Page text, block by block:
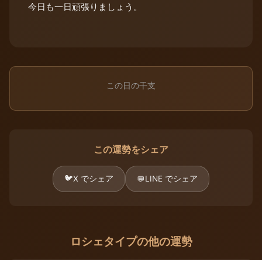
今日も一日頑張りましょう。
この日の干支
この運勢をシェア
🐦X でシェア 💬LINE でシェア
ロシェタイプの他の運勢